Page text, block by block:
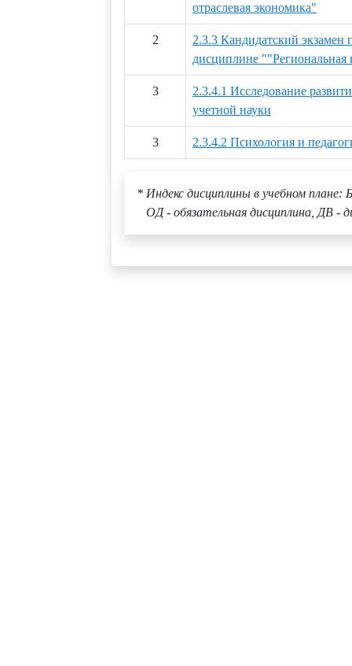
отраслевая экономика"
2
2.3.3 Кандидатский экзамен
дисциплине ""Региональная
3
2.3.4.1 Исследование
учетной науки
3 2.3.4.2 Психология и
* Индекс дисциплины в учебном плане:
ОД - обязательная дисциплина, ДВ -